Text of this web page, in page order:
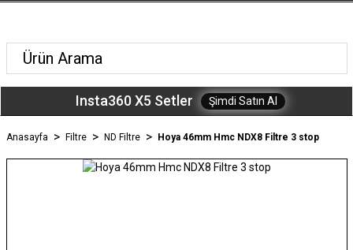
Insta360 X5 Setler Şimdi Satın Al
Anasayfa Filtre ND Filtre Hoya 46mm Hmc NDX8 Filtre 3 stop